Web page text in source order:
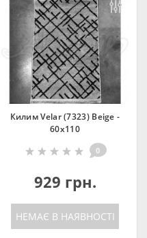
Килим Velar (7323) Beige -
60х110
0
929 грн.
НЕМАЄ В НАЯВНОСТІ